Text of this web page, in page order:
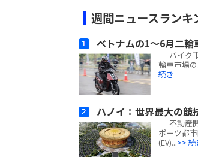
週間ニュースランキ
ベトナムの1～6月二
バイク
輪車市場
続き
ハノイ：世界最大の
不動産
ポーツ都
(EV)...>> 続